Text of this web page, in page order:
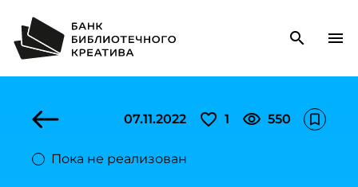
search menu
07.11.2022 favorite_outline 1 visibility 550 bookmark_outline
Пока не реализован